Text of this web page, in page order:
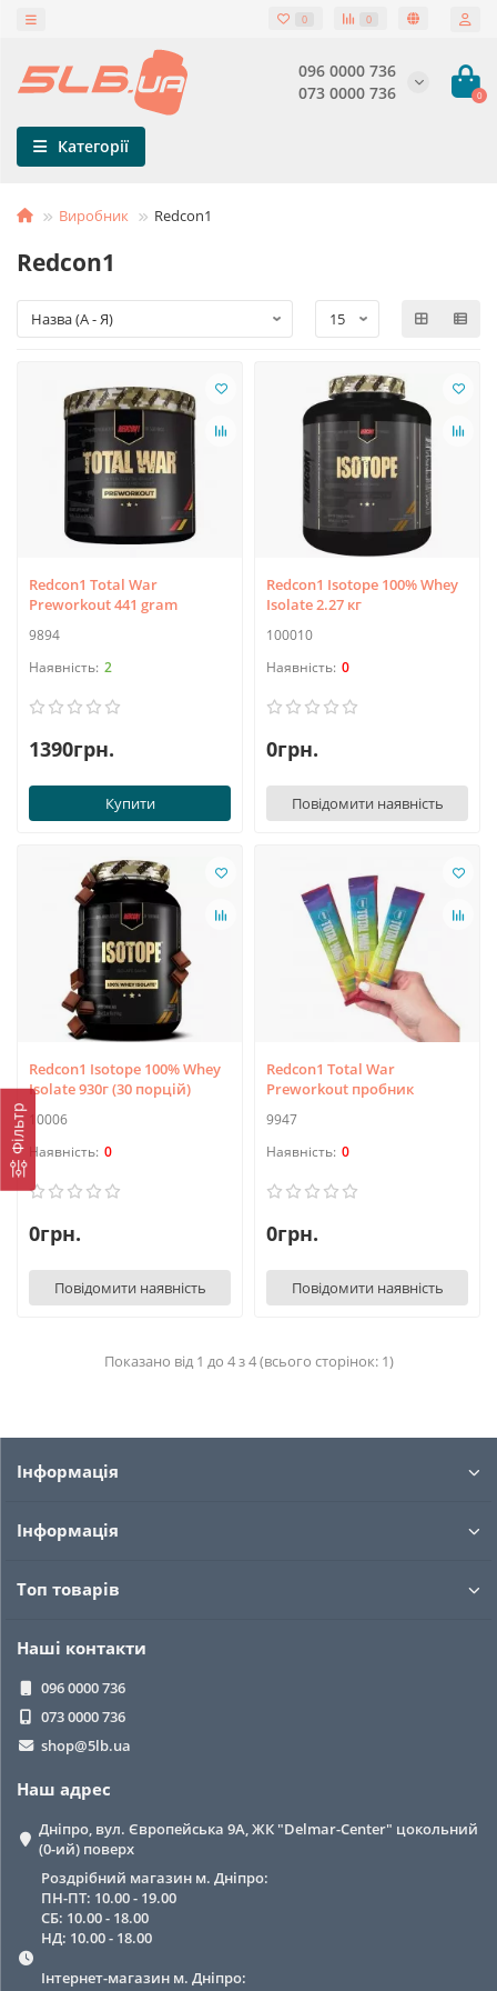
0 0
096 0000 736
073 0000 736
0
Категорії
Виробник Redcon1
Redcon1
Фільтр
Redcon1 Total War
Preworkout 441 gram
9894
2
1390грн.
Купити
Redcon1 Isotope 100% Whey
Isolate 2.27 кг
100010
0
0грн.
Повідомити наявність
Redcon1 Isotope 100% Whey
Isolate 930г (30 порцій)
10006
0
0грн.
Повідомити наявність
Redcon1 Total War
Preworkout пробник
9947
0
0грн.
Повідомити наявність
Показано від 1 до 4 з 4 (всього сторінок: 1)
Інформація
Інформація
Топ товарів
Наші контакти
096 0000 736
073 0000 736
shop@5lb.ua
Наш адрес
Дніпро, вул. Європейська 9А, ЖК "Delmar-Center" цокольний
(0-ий) поверх
Роздрібний магазин м. Дніпро:
ПН-ПТ: 10.00 - 19.00
СБ: 10.00 - 18.00
НД: 10.00 - 18.00
Інтернет-магазин м. Дніпро: